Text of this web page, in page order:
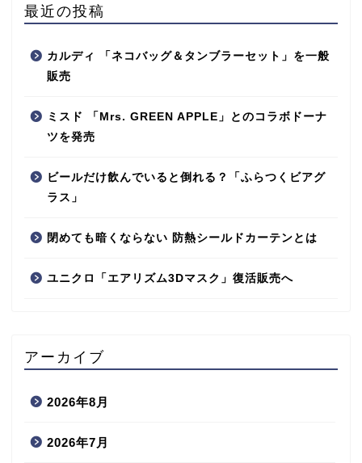
最近の投稿
カルディ 「ネコバッグ＆タンブラーセット」を一般
販売
ミスド 「Mrs. GREEN APPLE」とのコラボドーナ
ツを発売
ビールだけ飲んでいると倒れる？「ふらつくビアグ
ラス」
閉めても暗くならない 防熱シールドカーテンとは
ユニクロ「エアリズム3Dマスク」復活販売へ
アーカイブ
2026年8月
2026年7月